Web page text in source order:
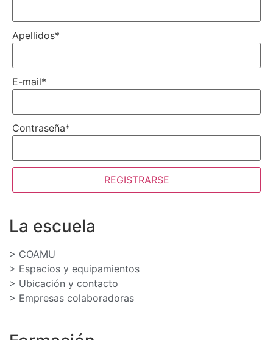
Apellidos*
E-mail*
Contraseña*
REGISTRARSE
La escuela
> COAMU
> Espacios y equipamientos
> Ubicación y contacto
> Empresas colaboradoras